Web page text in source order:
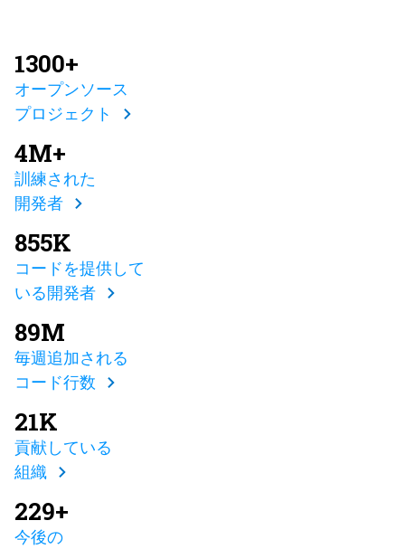
1300+
オープンソース
プロジェクト
4M+
訓練された
開発者
855K
コードを提供して
いる開発者
89M
毎週追加される
コード行数
21K
貢献している
組織
229+
今後の